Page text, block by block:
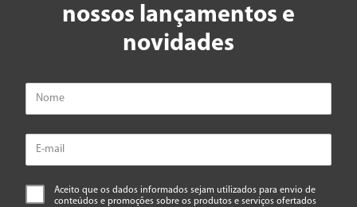
nossos lançamentos e
novidades
Aceito que os dados informados sejam utilizados para envio de
conteúdos e promoções sobre os produtos e serviços ofertados